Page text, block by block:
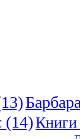
(14)Книги